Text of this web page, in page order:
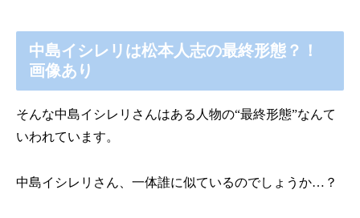
中島イシレリは松本人志の最終形態？！
画像あり
そんな中島イシレリさんはある人物の“最終形態”なんて
いわれています。
中島イシレリさん、一体誰に似ているのでしょうか…？